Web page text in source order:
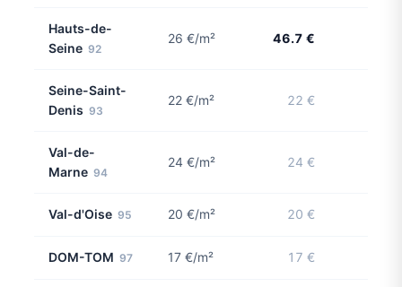
Hauts-de-
Seine 92
26 €/m² 46.7 €
Seine-Saint-
Denis 93
22 €/m² 22 €
Val-de-
Marne 94
24 €/m² 24 €
Val-d'Oise 95 20 €/m² 20 €
DOM-TOM 97 17 €/m² 17 €